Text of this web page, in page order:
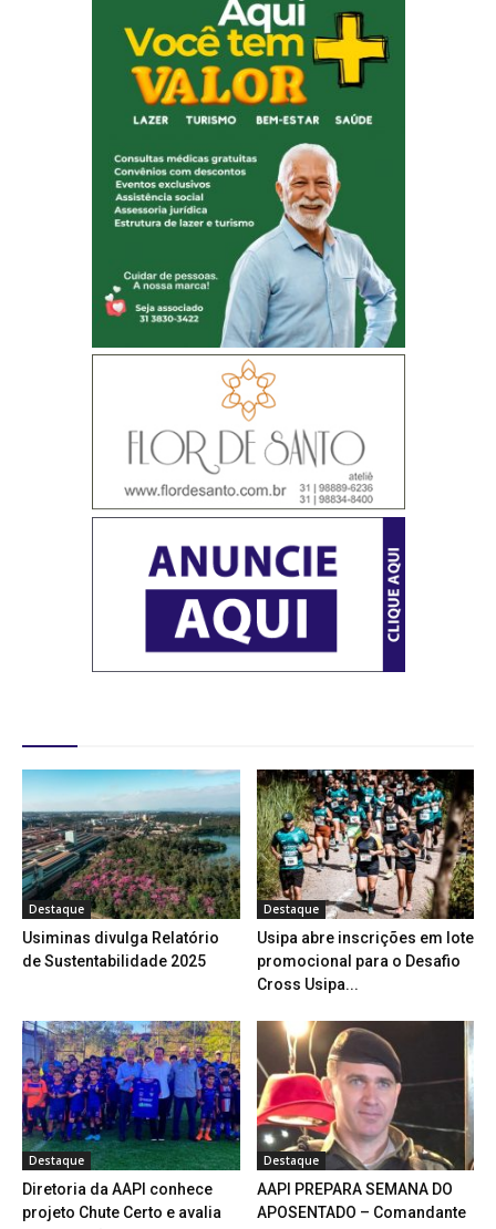
Destaque
Usiminas divulga Relatório
de Sustentabilidade 2025
Destaque
Usipa abre inscrições em lote
promocional para o Desafio
Cross Usipa...
Destaque
Diretoria da AAPI conhece
projeto Chute Certo e avalia
Destaque
AAPI PREPARA SEMANA DO
APOSENTADO – Comandante